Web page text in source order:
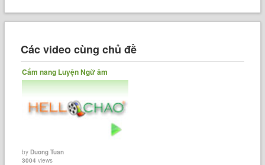
Các video cùng chủ đề
Cẩm nang Luyện Ngữ âm
byDuong Tuan
3004 views